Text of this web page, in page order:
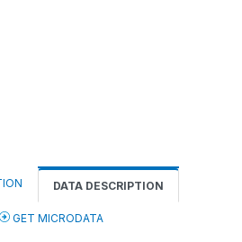
DATA DESCRIPTION
GET MICRODATA